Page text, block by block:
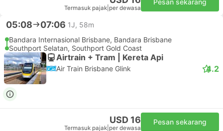
Termasuk pajak per dewasa
Pesan sekarang
05:08 07:06 1J, 58m
Bandara Internasional Brisbane, Bandara Brisbane
Southport Selatan, Southport Gold Coast
Airtrain + Tram | Kereta Api
Air Train Brisbane Glink 4.2
USD 16
Termasuk pajak per dewasa
Pesan sekarang